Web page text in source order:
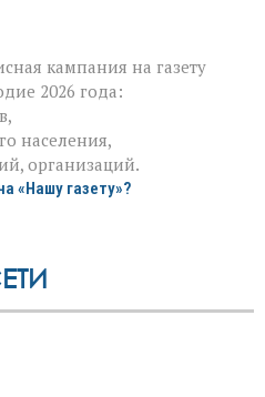
кампания на газету
2026 года:
населения,
организаций.
«Нашу газету»?